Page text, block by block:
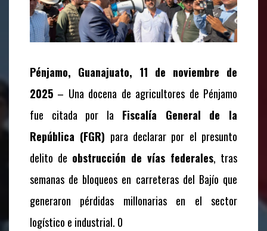
Pénjamo, Guanajuato, 11 de noviembre de
2025 – Una docena de agricultores de Pénjamo
fue citada por la Fiscalía General de la
República (FGR) para declarar por el presunto
delito de obstrucción de vías federales, tras
semanas de bloqueos en carreteras del Bajío que
generaron pérdidas millonarias en el sector
logístico e industrial. 0